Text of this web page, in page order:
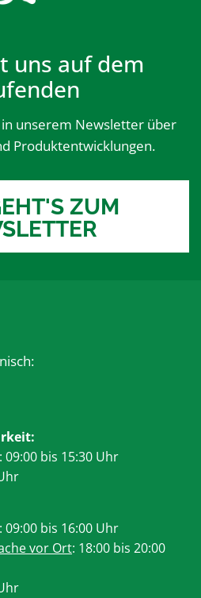
uns auf dem
unserem Newsletter über
Produktentwicklungen.
ZUM
bis 15:30 Uhr
bis 16:00 Uhr
vor Ort: 18:00 bis 20:00